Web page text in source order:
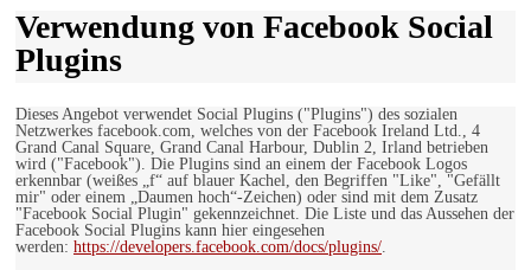
Verwendung von Facebook Social
Plugins
Dieses Angebot verwendet Social Plugins ("Plugins") des sozialen
Netzwerkes facebook.com, welches von der Facebook Ireland Ltd., 4
Grand Canal Square, Grand Canal Harbour, Dublin 2, Irland betrieben
wird ("Facebook"). Die Plugins sind an einem der Facebook Logos
erkennbar (weißes „f“ auf blauer Kachel, den Begriffen "Like", "Gefällt
mir" oder einem „Daumen hoch“-Zeichen) oder sind mit dem Zusatz
"Facebook Social Plugin" gekennzeichnet. Die Liste und das Aussehen der
Facebook Social Plugins kann hier eingesehen
werden: https://developers.facebook.com/docs/plugins/.